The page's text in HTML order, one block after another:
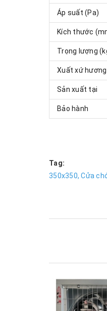
Áp suất (Pa)
Kích thước
Trọng lượng
Xuất xứ hương
Sản xuất tại
Bảo hành
Tag:
350x350, Cửa